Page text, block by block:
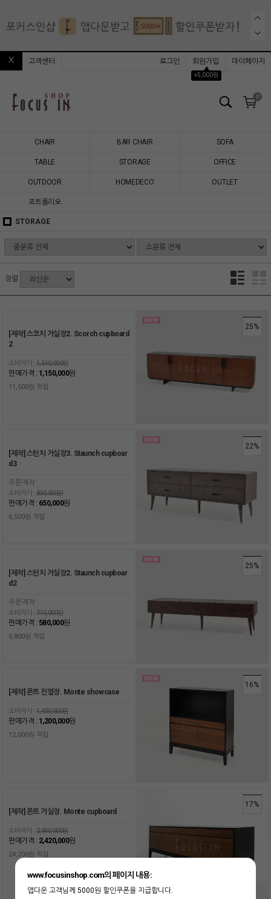
고객센터 로그인
회원가입
▲
+5,000원
마이페이지
0
CHAIR BAR CHAIR SOFA
TABLE STORAGE OFFICE
OUTDOOR HOMEDECO OUTLET
포트폴리오
STORAGE
정렬
25%
[제작] 스코치 거실장2. Scorch cupboard
2
소비자가 : 1,540,000원
판매가격 : 1,150,000원
11,500원 적립
22%
[제작] 스턴치 거실장3. Staunch cupboar
d3
주문제작
소비자가 : 830,000원
판매가격 : 650,000원
6,500원 적립
25%
[제작] 스턴치 거실장2. Staunch cupboar
d2
주문제작
소비자가 : 770,000원
판매가격 : 580,000원
5,800원 적립
16%
[제작] 몬트 진열장. Monte showcase
소비자가 : 1,430,000원
판매가격 : 1,200,000원
12,000원 적립
17%
[제작] 몬트 거실장. Monte cupboard
소비자가 : 2,900,000원
판매가격 : 2,420,000원
24,200원 적립
www.focusinshop.com의 페이지 내용:
앱다운 고객님께 5000원 할인쿠폰을 지급합니다.